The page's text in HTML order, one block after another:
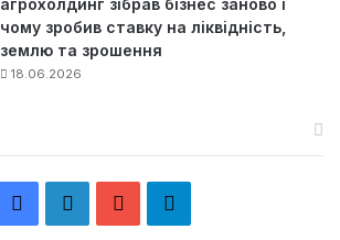
агрохолдинг зібрав бізнес заново і
чому зробив ставку на ліквідність,
землю та зрошення
18.06.2026